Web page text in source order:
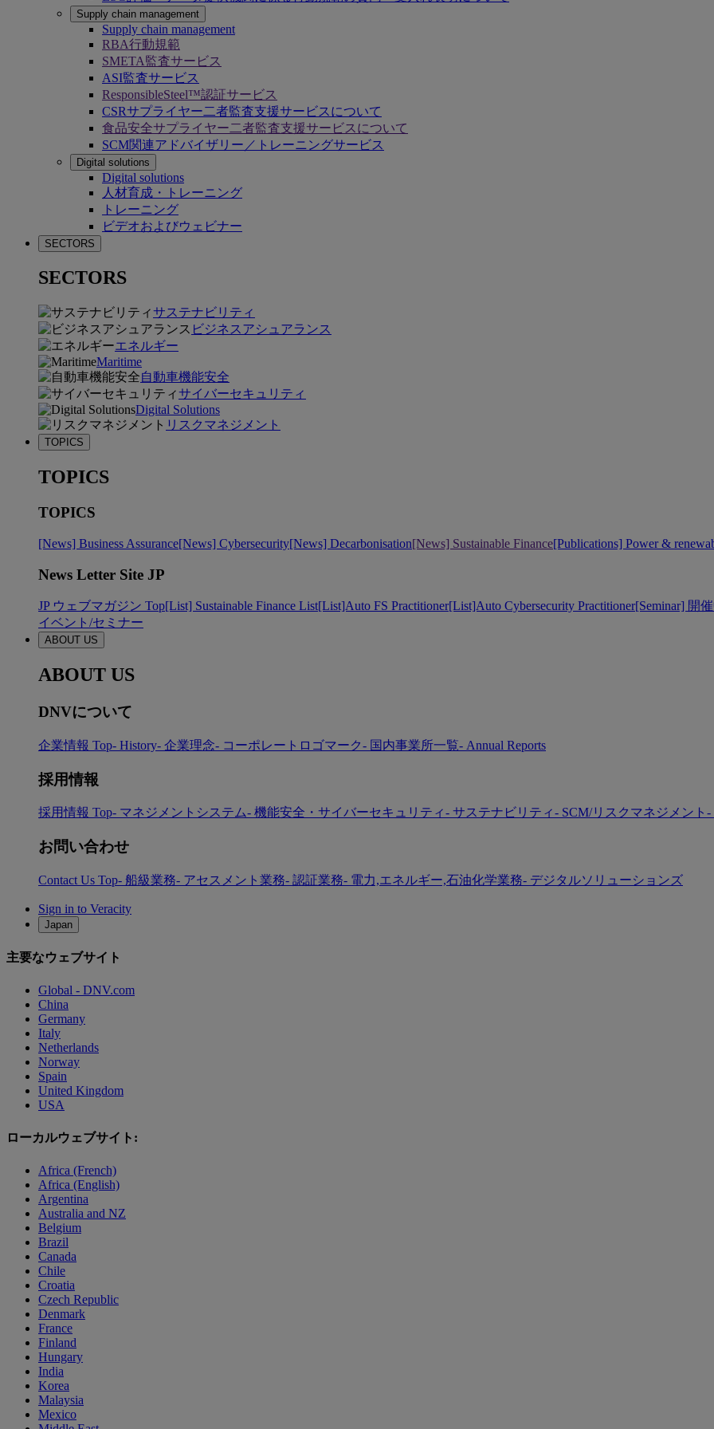
Supply chain management
Supply chain management
RBA行動規範
SMETA監査サービス
ASI監査サービス
ResponsibleSteel™認証サービス
CSRサプライヤー二者監査支援サービスについて
食品安全サプライヤー二者監査支援サービスについて
SCM関連アドバイザリー／トレーニングサービス
Digital solutions
Digital solutions
人材育成・トレーニング
トレーニング
ビデオおよびウェビナー
SECTORS
SECTORS
サステナビリティ
ビジネスアシュアランス
エネルギー
Maritime
自動車機能安全
サイバーセキュリティ
Digital Solutions
リスクマネジメント
TOPICS
TOPICS
TOPICS
[News] Business Assurance[News] Cybersecurity[News] Decarbonisation[News] Sustainable Finance[Publications] Power &
News Letter Site JP
JP ウェブマガジン Top[List] Sustainable Finance List[List]Auto FS Practitioner[List]Auto Cybersecurity Practitioner[Seminar] 開
イベント/セミナー
ABOUT US
ABOUT US
DNVについて
企業情報 Top- History- 企業理念- コーポレートロゴマーク- 国内事業所一覧- Annual Reports
採用情報
採用情報 Top- マネジメントシステム- 機能安全・サイバーセキュリティ- サステナビリティ- SCM/リスクマネジメント -
お問い合わせ
Contact Us Top- 船級業務- アセスメント業務- 認証業務- 電力,エネルギー,石油化学業務- デジタルソリューションズ
Sign in to Veracity
Japan
主要なウェブサイト
Global - DNV.com
China
Germany
Italy
Netherlands
Norway
Spain
United Kingdom
USA
ローカルウェブサイト:
Africa (French)
Africa (English)
Argentina
Australia and NZ
Belgium
Brazil
Canada
Chile
Croatia
Czech Republic
Denmark
France
Finland
Hungary
India
Korea
Malaysia
Mexico